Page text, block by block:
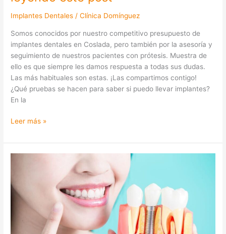
Implantes Dentales /Clínica Domínguez
Somos conocidos por nuestro competitivo presupuesto de
implantes dentales en Coslada, pero también por la asesoría y
seguimiento de nuestros pacientes con prótesis. Muestra de
ello es que siempre les damos respuesta a todas sus dudas.
Las más habituales son estas. ¡Las compartimos contigo!
¿Qué pruebas se hacen para saber si puedo llevar implantes?
En la
Leer más »
los
implantes
dentales?